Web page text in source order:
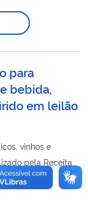
para
bebida,
em leilão
vinhos e
pela Receita
retirada da
de aptidão
que será emitida